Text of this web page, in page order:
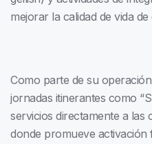
mejorar la calidad de vida
Como parte de su
jornadas itinerantes como
servicios directamente a las
donde promueve activación